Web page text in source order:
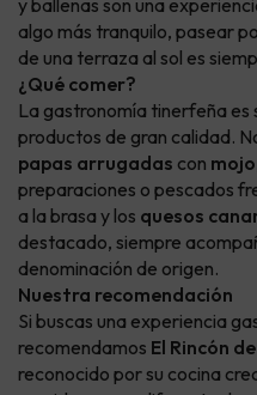
algo más tranquilo, pasear
de una terraza al sol es
¿Qué comer?
La gastronomía tinerfeña es
productos de gran calidad.
papas arrugadas con mojo
preparaciones o pescados
a la brasa y los quesos
destacado, siempre
denominación de origen.
Nuestra recomendación
Si buscas una experiencia
recomendamos El Rincón
reconocido por su cocina